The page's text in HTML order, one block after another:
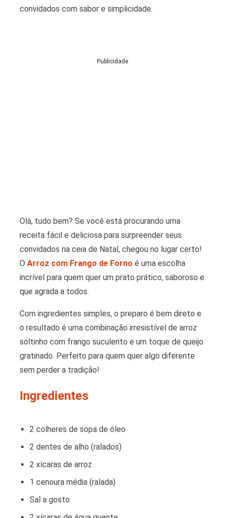
convidados com sabor e simplicidade.
Publicidade
Olá, tudo bem? Se você está procurando uma
receita fácil e deliciosa para surpreender seus
convidados na ceia de Natal, chegou no lugar certo!
O Arroz com Frango de Forno é uma escolha
incrível para quem quer um prato prático, saboroso e
que agrada a todos.
Com ingredientes simples, o preparo é bem direto e
o resultado é uma combinação irresistível de arroz
soltinho com frango suculento e um toque de queijo
gratinado. Perfeito para quem quer algo diferente
sem perder a tradição!
Ingredientes
2 colheres de sopa de óleo
2 dentes de alho (ralados)
2 xícaras de arroz
1 cenoura média (ralada)
Sal a gosto